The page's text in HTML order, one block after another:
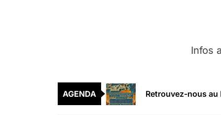
Infos
AGENDA Retrouvez-nous au